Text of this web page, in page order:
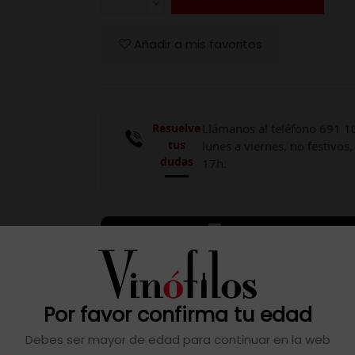
Por favor confirma tu edad
Debes ser mayor de edad para continuar en la web
Resuelve
tus
dudas
